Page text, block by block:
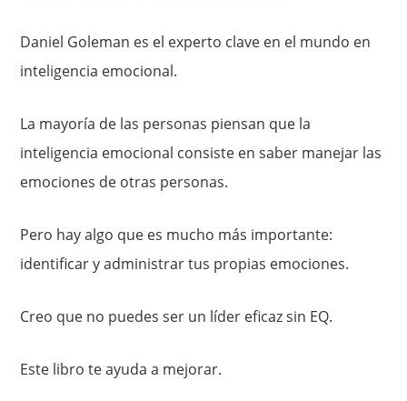
Daniel Goleman es el experto clave en el mundo en
inteligencia emocional.
La mayoría de las personas piensan que la
inteligencia emocional consiste en saber manejar las
emociones de otras personas.
Pero hay algo que es mucho más importante:
identificar y administrar tus propias emociones.
Creo que no puedes ser un líder eficaz sin EQ.
Este libro te ayuda a mejorar.